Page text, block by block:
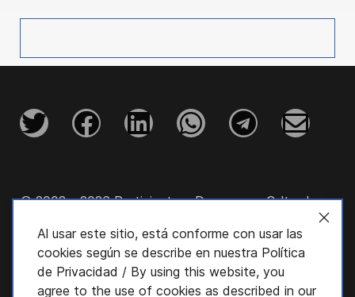
Al usar este sitio, está conforme con usar las
cookies según se describe en nuestra Política
de Privacidad / By using this website, you
agree to the use of cookies as described in our
© 2003 - 2026 Participatory Democracy Cultural